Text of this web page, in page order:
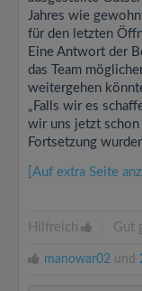
Jahres wie
für den letzten
Eine Antwort der
das Team
weitergehen
„Falls wir es
wir uns jetzt schon
Fortsetzung
[Auf extra Seite
Hilfreich Gut
manowar02 und